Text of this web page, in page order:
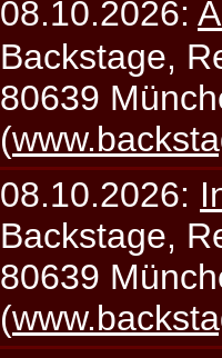
08.10.2026:
Backstage,
80639
(
08.10.2026:
Backstage,
80639
(